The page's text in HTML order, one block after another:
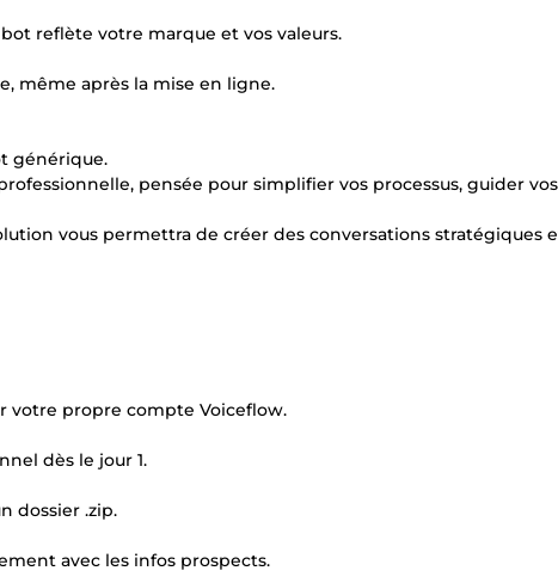
reflète votre marque et vos valeurs.
même après la mise en ligne.
générique.
pensée pour simplifier vos processus, guider
vous permettra de créer des conversations stratégiques
votre propre compte Voiceflow.
dès le jour 1.
dossier .zip.
avec les infos prospects.